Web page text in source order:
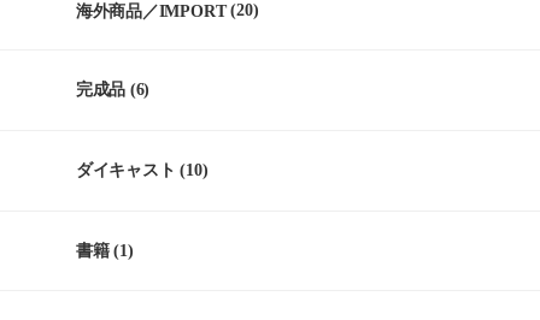
海外商品／IMPORT(20)
完成品 (6)
ダイキャスト (10)
書籍(1)